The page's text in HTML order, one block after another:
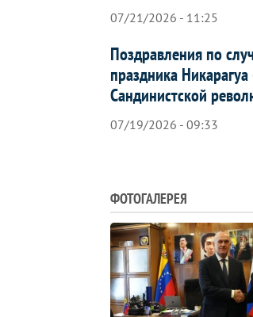
07/21/2026 - 11:25
Поздравления по
праздника
Сандинистской
07/19/2026 - 09:33
ФОТОГАЛЕРЕЯ